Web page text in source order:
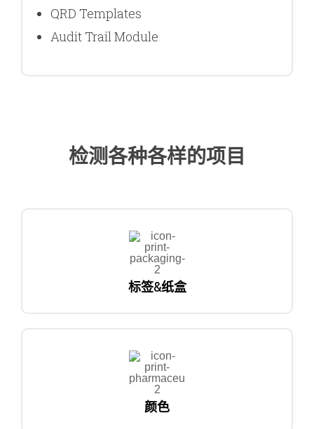
QRD Templates
Audit Trail Module
检测各种各样的项目
标签&纸盒
颜色